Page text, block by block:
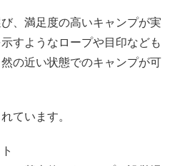
、満足度の高いキャンプが実
すようなロープや目印なども
の近い状態でのキャンプが可
ています。